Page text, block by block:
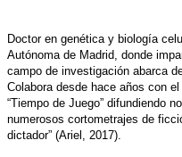
Doctor en genética y biología
Autónoma de Madrid, donde
campo de investigación abarca
Colabora desde hace años con
“Tiempo de Juego” difundiendo
numerosos cortometrajes de
dictador” (Ariel, 2017).